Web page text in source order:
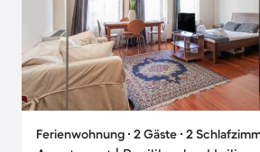
Ferienwohnung ∙ 2 Gäste ∙ 2